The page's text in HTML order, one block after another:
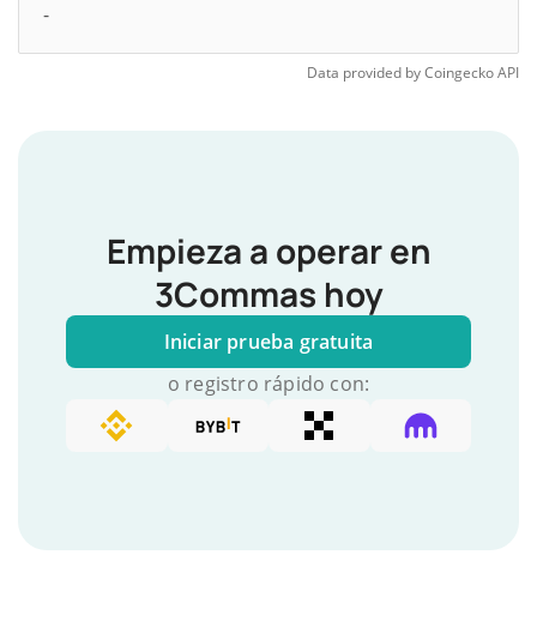
-
Data provided byCoingeckoAPI
Empieza a operar en
3Commas hoy
Iniciar prueba gratuita
o registro rápido con: